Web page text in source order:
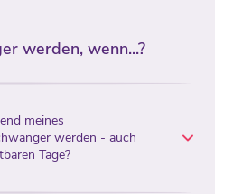
werden, wenn...?
meines
werden - auch
Tage?